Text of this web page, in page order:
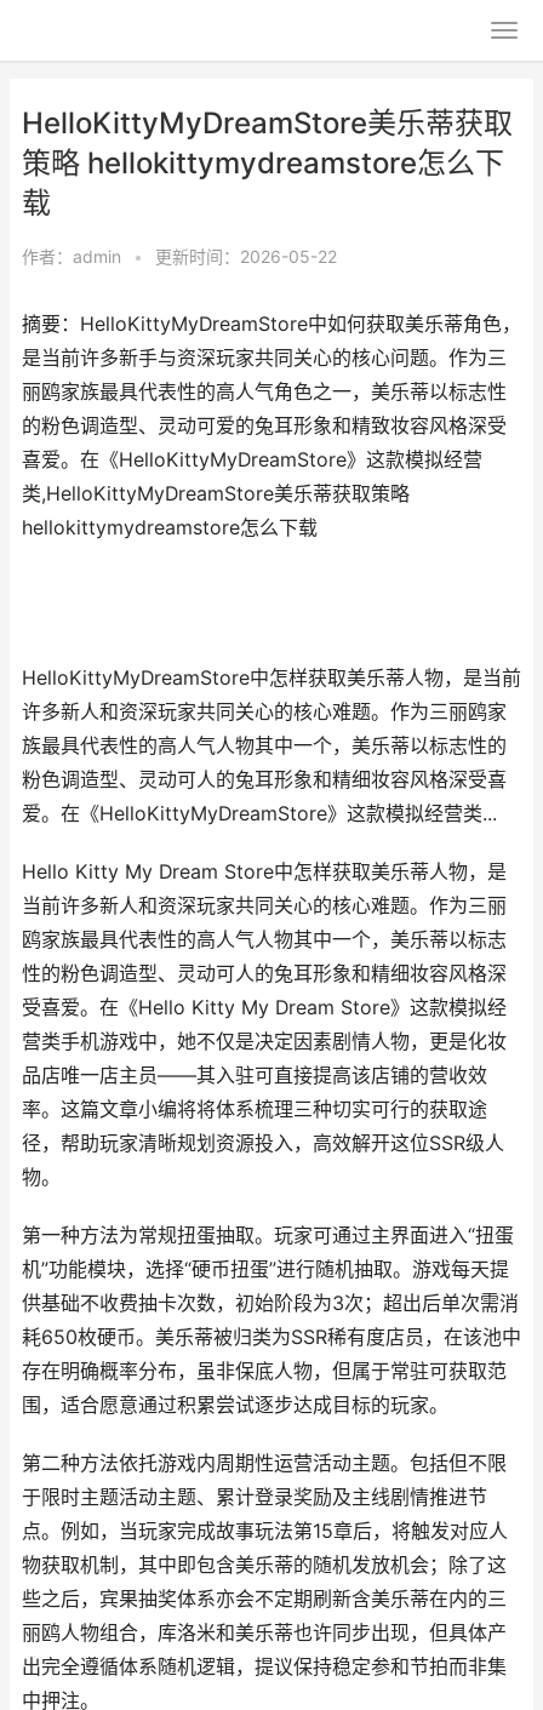
HelloKittyMyDreamStore美乐蒂获取
策略 hellokittymydreamstore怎么下
载
作者： admin • 更新时间：2026-05-22
摘要：HelloKittyMyDreamStore中如何获取美乐蒂角色，
是当前许多新手与资深玩家共同关心的核心问题。作为三
丽鸥家族最具代表性的高人气角色之一，美乐蒂以标志性
的粉色调造型、灵动可爱的兔耳形象和精致妆容风格深受
喜爱。在《HelloKittyMyDreamStore》这款模拟经营
类,HelloKittyMyDreamStore美乐蒂获取策略
hellokittymydreamstore怎么下载
HelloKittyMyDreamStore中怎样获取美乐蒂人物，是当前
许多新人和资深玩家共同关心的核心难题。作为三丽鸥家
族最具代表性的高人气人物其中一个，美乐蒂以标志性的
粉色调造型、灵动可人的兔耳形象和精细妆容风格深受喜
爱。在《HelloKittyMyDreamStore》这款模拟经营类...
Hello Kitty My Dream Store中怎样获取美乐蒂人物，是
当前许多新人和资深玩家共同关心的核心难题。作为三丽
鸥家族最具代表性的高人气人物其中一个，美乐蒂以标志
性的粉色调造型、灵动可人的兔耳形象和精细妆容风格深
受喜爱。在《Hello Kitty My Dream Store》这款模拟经
营类手机游戏中，她不仅是决定因素剧情人物，更是化妆
品店唯一店主员——其入驻可直接提高该店铺的营收效
率。这篇文章小编将将体系梳理三种切实可行的获取途
径，帮助玩家清晰规划资源投入，高效解开这位SSR级人
物。
第一种方法为常规扭蛋抽取。玩家可通过主界面进入“扭蛋
机”功能模块，选择“硬币扭蛋”进行随机抽取。游戏每天提
供基础不收费抽卡次数，初始阶段为3次；超出后单次需消
耗650枚硬币。美乐蒂被归类为SSR稀有度店员，在该池中
存在明确概率分布，虽非保底人物，但属于常驻可获取范
围，适合愿意通过积累尝试逐步达成目标的玩家。
第二种方法依托游戏内周期性运营活动主题。包括但不限
于限时主题活动主题、累计登录奖励及主线剧情推进节
点。例如，当玩家完成故事玩法第15章后，将触发对应人
物获取机制，其中即包含美乐蒂的随机发放机会；除了这
些之后，宾果抽奖体系亦会不定期刷新含美乐蒂在内的三
丽鸥人物组合，库洛米和美乐蒂也许同步出现，但具体产
出完全遵循体系随机逻辑，提议保持稳定参和节拍而非集
中押注。